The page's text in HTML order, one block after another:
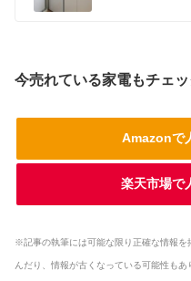
今売れている家電もチェッ
Amazonで
楽天市場で
※記事の執筆には可能な限り正確な情報を
んだり、情報が古くなっている可能性も